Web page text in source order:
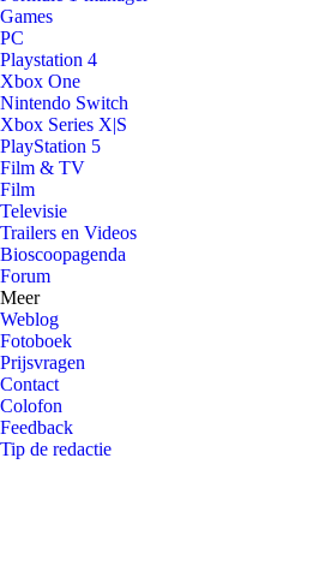
Games
PC
Playstation 4
Xbox One
Nintendo Switch
Xbox Series X|S
PlayStation 5
Film & TV
Film
Televisie
Trailers en Videos
Bioscoopagenda
Forum
Meer
Weblog
Fotoboek
Prijsvragen
Contact
Colofon
Feedback
Tip de redactie